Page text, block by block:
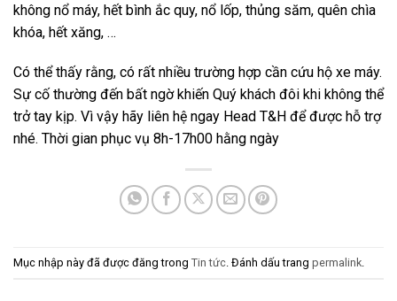
không nổ máy, hết bình ắc quy, nổ lốp, thủng săm, quên chìa
khóa, hết xăng, …
Có thể thấy rằng, có rất nhiều trường hợp cần cứu hộ xe máy.
Sự cố thường đến bất ngờ khiến Quý khách đôi khi không thể
trở tay kịp. Vì vậy hãy liên hệ ngay Head T&H để được hỗ trợ
nhé. Thời gian phục vụ 8h-17h00 hằng ngày
Mục nhập này đã được đăng trong Tin tức . Đánh dấu trang permalink